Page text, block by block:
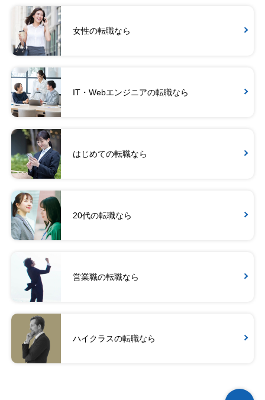
女性の転職なら
IT・Webエンジニアの転職なら
はじめての転職なら
20代の転職なら
営業職の転職なら
ハイクラスの転職なら